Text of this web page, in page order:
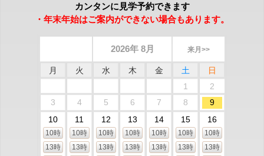
カンタンに見学予約できます
・年末年始はご案内ができない場合もあります。
2026年 8月 来月>>
月 火 水 木 金 土
日
1
2
3
4 5 6 7 8
9
10
10時
13時
11
10時
13時
12
10時
13時
13
10時
13時
14
10時
13時
15
10時
13時
16
10時
13時